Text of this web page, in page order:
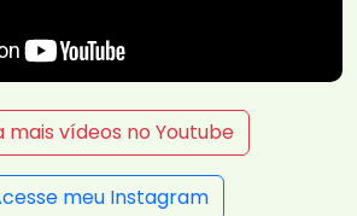
mais vídeos no Youtube
meu Instagram